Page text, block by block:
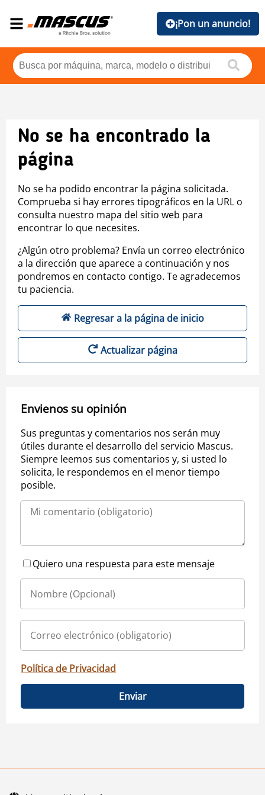
¡Pon un anuncio!
No se ha encontrado la
página
No se ha podido encontrar la página solicitada.
Comprueba si hay errores tipográficos en la URL o
consulta nuestro mapa del sitio web para
encontrar lo que necesites.
¿Algún otro problema? Envía un correo electrónico
a la dirección que aparece a continuación y nos
pondremos en contacto contigo. Te agradecemos
tu paciencia.
Regresar a la página de inicio
Actualizar página
Envienos su opinión
Sus preguntas y comentarios nos serán muy
útiles durante el desarrollo del servicio Mascus.
Siempre leemos sus comentarios y, si usted lo
solicita, le respondemos en el menor tiempo
posible.
Quiero una respuesta para este mensaje
Política de Privacidad
Enviar